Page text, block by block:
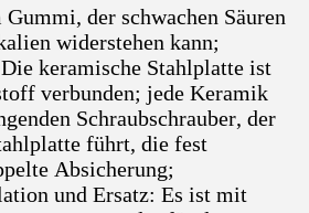
der schwachen Säuren
widerstehen kann;
keramische Stahlplatte ist
verbunden; jede Keramik
Schraubschrauber, der
führt, die fest
Absicherung;
und Ersatz: Es ist mit